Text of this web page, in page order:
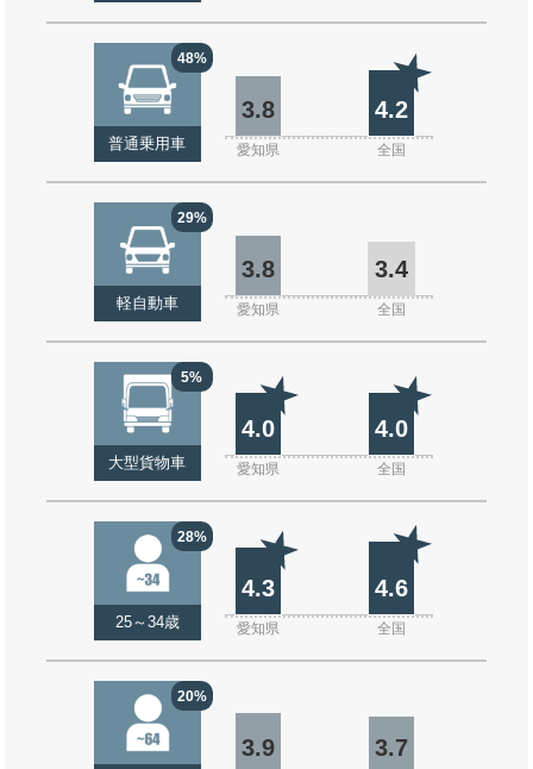
48%
普通乗用車
3.8 4.2
愛知県 全国
29%
軽自動車
3.8 3.4
愛知県 全国
5%
大型貨物車
4.0 4.0
愛知県 全国
28%
25～34歳
4.3 4.6
愛知県 全国
20%
3.9 3.7